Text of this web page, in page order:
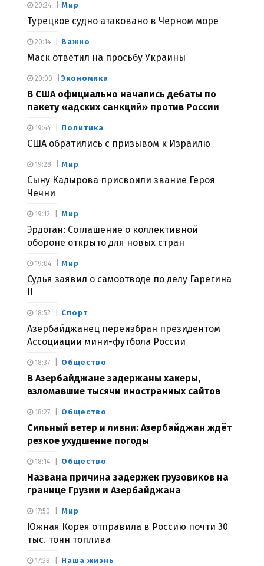
Мир
Турецкое судно атаковано в Черном море
20:24
Важно
Маск ответил на просьбу Украины
20:14
Экономика
В США официально начались дебаты по
пакету «адских санкций» против России
20:00
Политика
США обратились с призывом к Израилю
19:44
Мир
Сыну Кадырова присвоили звание Героя
Чечни
19:28
Мир
Эрдоган: Соглашение о коллективной
обороне открыто для новых стран
19:12
Мир
Судья заявил о самоотводе по делу Гарегина
19:04
Спорт
Азербайджанец переизбран президентом
Ассоциации мини-футбола России
18:52
Общество
В Азербайджане задержаны хакеры,
взломавшие тысячи иностранных сайтов
18:37
Общество
Сильный ветер и ливни: Азербайджан ждёт
резкое ухудшение погоды
18:27
Общество
Названа причина задержек грузовиков на
границе Грузии и Азербайджана
18:14
Мир
Южная Корея отправила в Россию почти 30
тыс. тонн топлива
17:50
Наша жизнь
17:38